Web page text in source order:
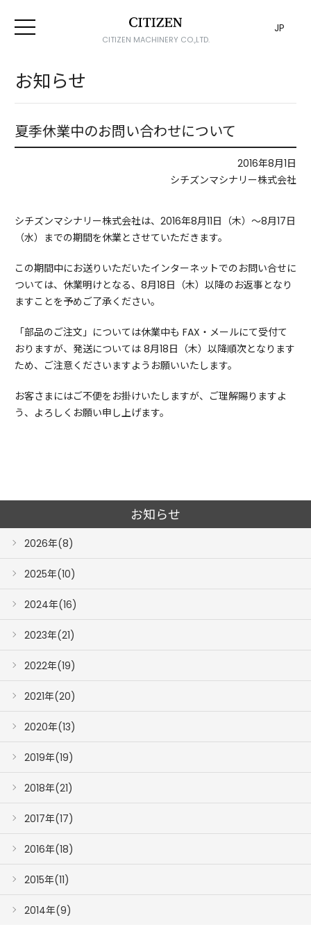
CITIZEN MACHINERY CO.,LTD.
JP
お知らせ
夏季休業中のお問い合わせについて
2016年8月1日
シチズンマシナリー株式会社
シチズンマシナリー株式会社は、2016年8月11日（木）～8月17日
（水）までの期間を休業とさせていただきます。
この期間中にお送りいただいたインターネットでのお問い合せに
ついては、休業明けとなる、8月18日（木）以降のお返事となり
ますことを予めご了承ください。
「部品のご注文」については休業中も FAX・メールにて受付て
おりますが、発送については 8月18日（木）以降順次となります
ため、ご注意くださいますようお願いいたします。
お客さまにはご不便をお掛けいたしますが、ご理解賜りますよ
う、よろしくお願い申し上げます。
お知らせ
2026年(8)
2025年(10)
2024年(16)
2023年(21)
2022年(19)
2021年(20)
2020年(13)
2019年(19)
2018年(21)
2017年(17)
2016年(18)
2015年(11)
2014年(9)